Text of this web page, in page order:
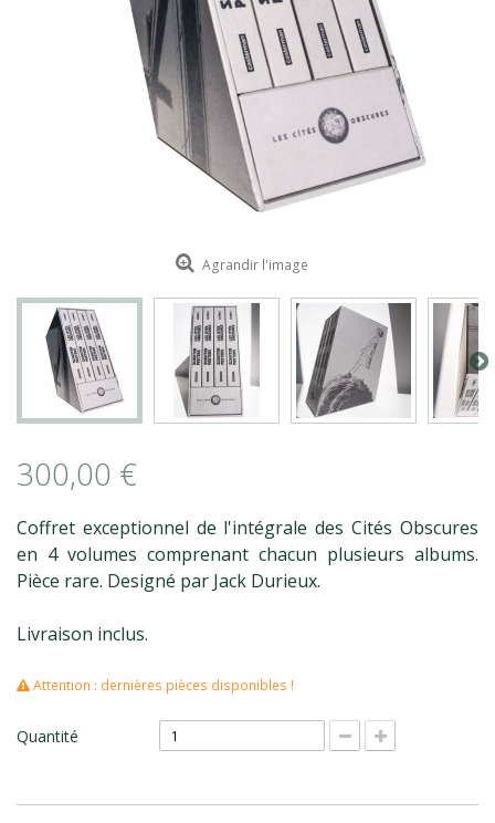
Agrandir l'image
300,00 €
Coffret exceptionnel de l'intégrale des Cités Obscures
en 4 volumes comprenant chacun plusieurs albums.
Pièce rare. Designé par Jack Durieux.
Livraison inclus.
Attention : dernières pièces disponibles !
Quantité